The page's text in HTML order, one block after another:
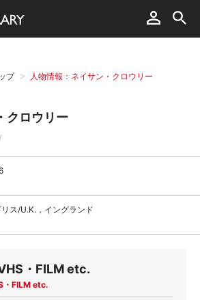
プ 人物情報：ネイサン・クロウリー
クロウリー
リス/U.K.，イングランド
・FILM etc.
・FILM etc.